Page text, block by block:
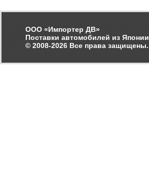
ООО «Импортер ДВ»
Поставки автомобилей из Японии
© 2008-2026 Все права защищены.